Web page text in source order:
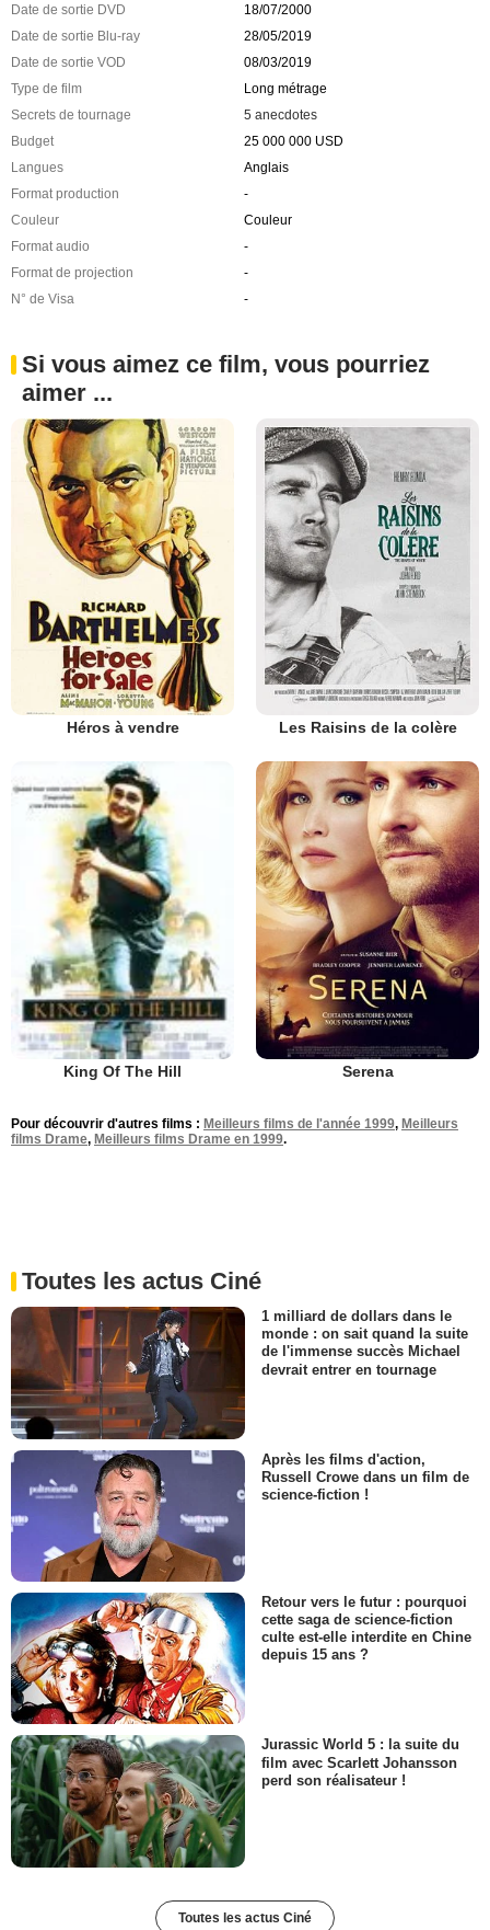
Date de sortie DVD
18/07/2000
Date de sortie Blu-ray
28/05/2019
Date de sortie VOD
08/03/2019
Type de film
Long métrage
Secrets de tournage
5 anecdotes
Budget
25 000 000 USD
Langues
Anglais
Format production
-
Couleur
Couleur
Format audio
-
Format de projection
-
N° de Visa
-
Si vous aimez ce film, vous pourriez
aimer ...
Héros à vendre Les Raisins de la colère
King Of The Hill Serena
Pour découvrir d'autres films : Meilleurs films de l'année 1999, Meilleurs
films Drame, Meilleurs films Drame en 1999.
Toutes les actus Ciné
1 milliard de dollars dans le
monde : on sait quand la suite
de l'immense succès Michael
devrait entrer en tournage
Après les films d'action,
Russell Crowe dans un film de
science-fiction !
Retour vers le futur : pourquoi
cette saga de science-fiction
culte est-elle interdite en Chine
depuis 15 ans ?
Jurassic World 5 : la suite du
film avec Scarlett Johansson
perd son réalisateur !
Toutes les actus Ciné